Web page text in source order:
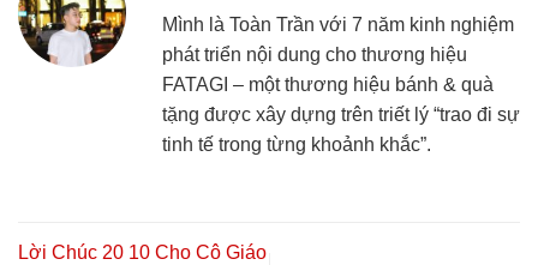
Mình là Toàn Trần với 7 năm kinh nghiệm
phát triển nội dung cho thương hiệu
FATAGI – một thương hiệu bánh & quà
tặng được xây dựng trên triết lý “trao đi sự
tinh tế trong từng khoảnh khắc”.
Lời Chúc 20 10 Cho Cô Giáo